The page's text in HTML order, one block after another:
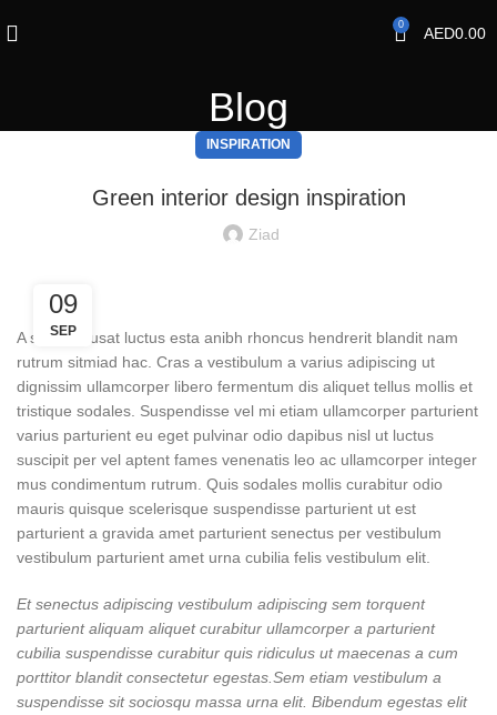
0 AED0.00
Blog
INSPIRATION
Green interior design inspiration
Ziad
09
SEP
A sed a risusat luctus esta anibh rhoncus hendrerit blandit nam
rutrum sitmiad hac. Cras a vestibulum a varius adipiscing ut
dignissim ullamcorper libero fermentum dis aliquet tellus mollis et
tristique sodales. Suspendisse vel mi etiam ullamcorper parturient
varius parturient eu eget pulvinar odio dapibus nisl ut luctus
suscipit per vel aptent fames venenatis leo ac ullamcorper integer
mus condimentum rutrum. Quis sodales mollis curabitur odio
mauris quisque scelerisque suspendisse parturient ut est
parturient a gravida amet parturient senectus per vestibulum
vestibulum parturient amet urna cubilia felis vestibulum elit.
Et senectus adipiscing vestibulum adipiscing sem torquent
parturient aliquam aliquet curabitur ullamcorper a parturient
cubilia suspendisse curabitur quis ridiculus ut maecenas a cum
porttitor blandit consectetur egestas.Sem etiam vestibulum a
suspendisse sit sociosqu massa urna elit. Bibendum egestas elit